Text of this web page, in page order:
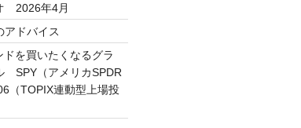
2026年4月
アドバイス
を買いたくなるグラ
SPY（アメリカSPDR
（TOPIX連動型上場投